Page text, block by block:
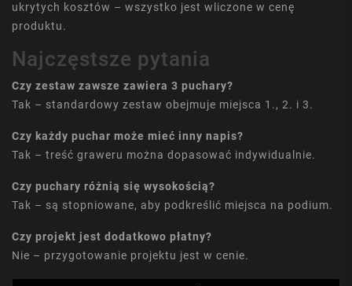
ukrytych kosztów – wszystko jest wliczone w cenę
produktu.
Najczęstsze pytania
Czy zestaw zawsze zawiera 3 puchary?
Tak – standardowy zestaw obejmuje miejsca 1., 2. i 3.
Czy każdy puchar może mieć inny napis?
Tak – treść graweru można dopasować indywidualnie.
Czy puchary różnią się wysokością?
Tak – są stopniowane, aby podkreślić miejsca na podium.
Czy projekt jest dodatkowo płatny?
Nie – przygotowanie projektu jest w cenie.